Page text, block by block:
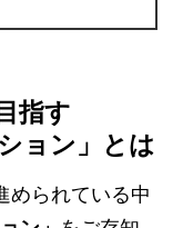
指す
ョン」とは
められている中